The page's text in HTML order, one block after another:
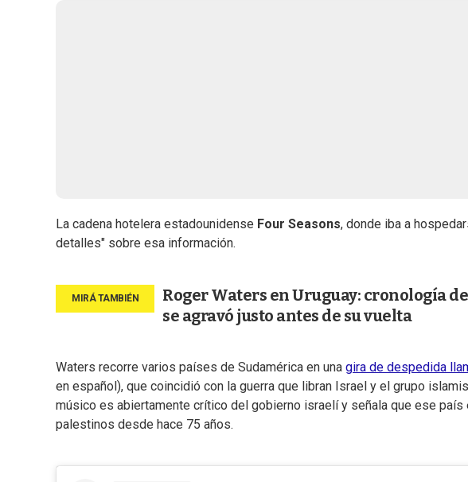
La cadena hotelera estadounidense Four Seasons, donde iba a
detalles" sobre esa información.
Roger Waters en Uruguay: cronología
se agravó justo antes de su vuelta
Waters recorre varios países de Sudamérica en una gira de despedida
en español), que coincidió con la guerra que libran Israel y el grupo
músico es abiertamente crítico del gobierno israelí y señala que ese
palestinos desde hace 75 años.